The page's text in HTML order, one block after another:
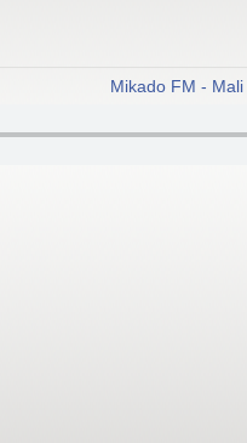
Mikado FM - Mali